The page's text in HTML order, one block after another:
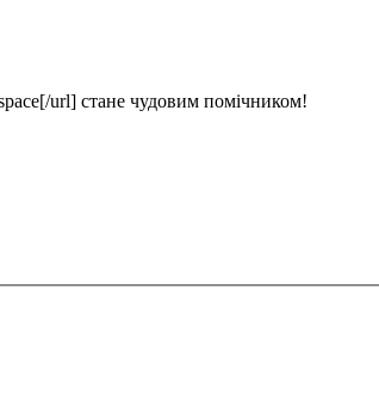
url] стане чудовим помічником!